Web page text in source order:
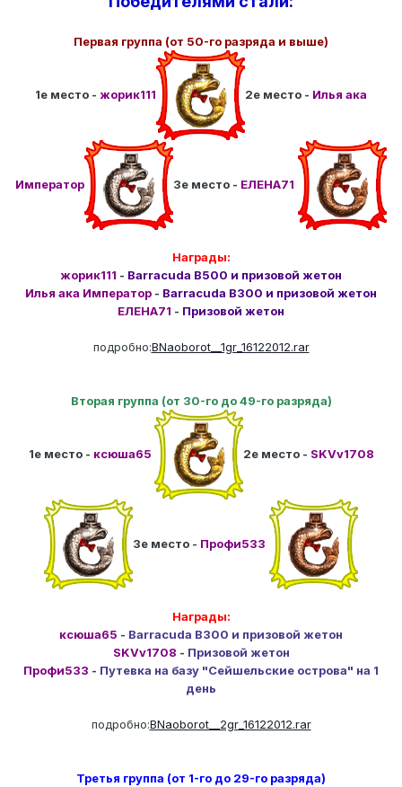
Первая группа (от 50-го разряда и выше)
1е место - жорик111 2е место - Илья ака
Император 3е место - ЕЛЕНА71
Награды:
жорик111 - Barracuda B500 и призовой жетон
Илья ака Император - Barracuda B300 и призовой жетон
ЕЛЕНА71 - Призовой жетон
подробно:BNaoborot__1gr_16122012.rar
Вторая группа (от 30-го до 49-го разряда)
1е место - ксюша65 2е место - SKVv1708
3е место - Профи533
Награды:
ксюша65 - Barracuda B300 и призовой жетон
SKVv1708 - Призовой жетон
Профи533 - Путевка на базу "Сейшельские острова" на 1
день
подробно:BNaoborot__2gr_16122012.rar
Третья группа (от 1-го до 29-го разряда)